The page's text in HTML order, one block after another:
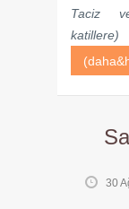
Taciz ve
katillere)
30